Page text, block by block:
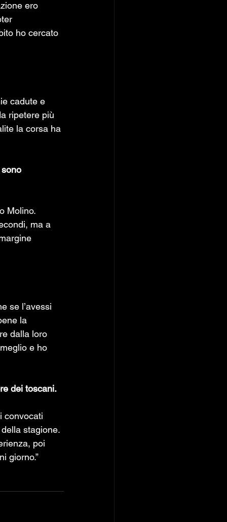
ero
ho cercato
cadute e
ripetere più
la corsa ha
Molino.
ma a
se l’avessi
la
dalla loro
e ho
dei toscani.
convocati
stagione.
poi
giorno.”